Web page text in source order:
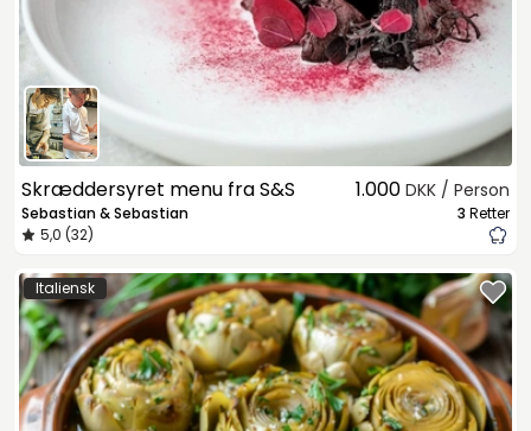
Skræddersyret menu fra S&S
Sebastian & Sebastian
5,0 (32)
1.000 DKK / Person
3 Retter
Italiensk